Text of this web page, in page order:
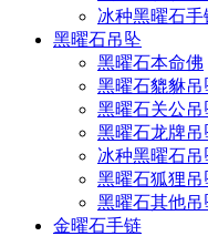
冰种黑曜石手
黑曜石吊坠
黑曜石本命佛
黑曜石貔貅吊
黑曜石关公吊
黑曜石龙牌吊
冰种黑曜石吊
黑曜石狐狸吊
黑曜石其他吊
金曜石手链